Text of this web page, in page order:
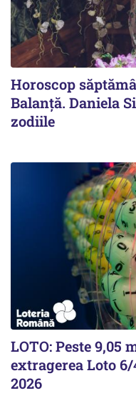
Horoscop
Balanță. Daniela
zodiile
LOTO: Peste 9,05
extragerea Loto
2026